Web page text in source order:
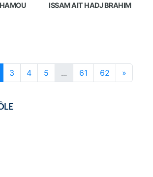
ISSAM AIT HADJ BRAHIM
3 4 5 ... 61 62 »